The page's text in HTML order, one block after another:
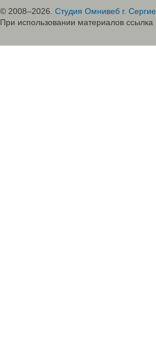
© 2008–2026. Студия Омнивеб г.
При использовании материалов